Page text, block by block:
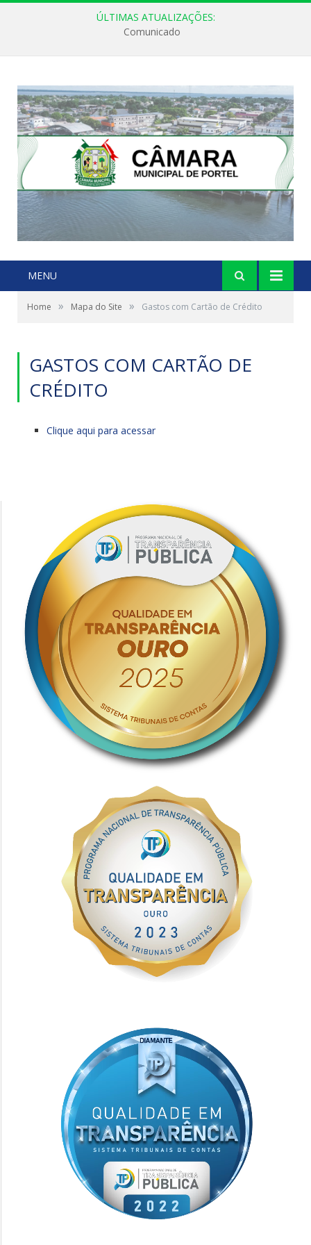
ÚLTIMAS ATUALIZAÇÕES:
Comunicado
MENU
Home » Mapa do Site » Gastos com Cartão de Crédito
GASTOS COM CARTÃO DE
CRÉDITO
Clique aqui para acessar